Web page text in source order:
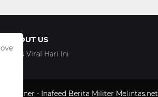
ABOUT US
Artis Viral Hari Ini
Patner - Inafeed Berita Militer Melintas.net